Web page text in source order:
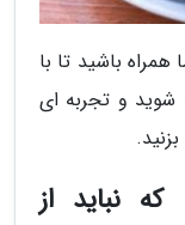
همراه باشید تا با
و تجربه ای
نباید از